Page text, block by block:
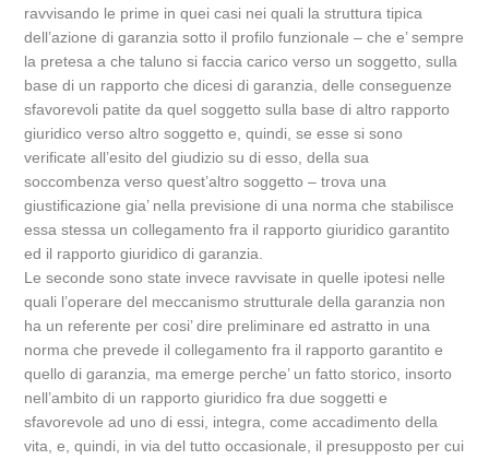
ravvisando le prime in quei casi nei quali la struttura tipica
dell’azione di garanzia sotto il profilo funzionale – che e’ sempre
la pretesa a che taluno si faccia carico verso un soggetto, sulla
base di un rapporto che dicesi di garanzia, delle conseguenze
sfavorevoli patite da quel soggetto sulla base di altro rapporto
giuridico verso altro soggetto e, quindi, se esse si sono
verificate all’esito del giudizio su di esso, della sua
soccombenza verso quest’altro soggetto – trova una
giustificazione gia’ nella previsione di una norma che stabilisce
essa stessa un collegamento fra il rapporto giuridico garantito
ed il rapporto giuridico di garanzia.
Le seconde sono state invece ravvisate in quelle ipotesi nelle
quali l’operare del meccanismo strutturale della garanzia non
ha un referente per cosi’ dire preliminare ed astratto in una
norma che prevede il collegamento fra il rapporto garantito e
quello di garanzia, ma emerge perche’ un fatto storico, insorto
nell’ambito di un rapporto giuridico fra due soggetti e
sfavorevole ad uno di essi, integra, come accadimento della
vita, e, quindi, in via del tutto occasionale, il presupposto per cui